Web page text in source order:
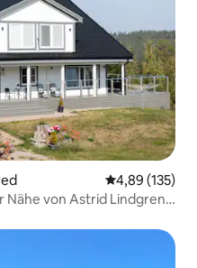
4,89 (135)
Nähe von Astrid Lindgrens